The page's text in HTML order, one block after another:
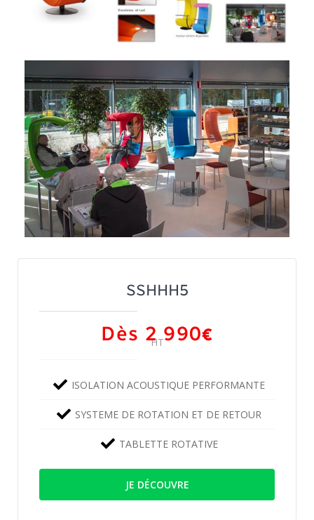
SSHHH5
Dès 2 990€
HT
ISOLATION ACOUSTIQUE PERFORMANTE
SYSTEME DE ROTATION ET DE RETOUR
TABLETTE ROTATIVE
JE DÉCOUVRE